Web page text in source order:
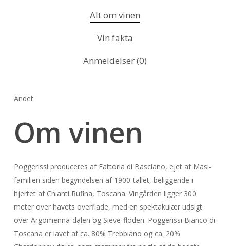
Alt om vinen
Vin fakta
Anmeldelser (0)
Andet
Om vinen
Poggerissi produceres af Fattoria di Basciano, ejet af Masi-
familien siden begyndelsen af 1900-tallet, beliggende i
hjertet af Chianti Rufina, Toscana. Vingården ligger 300
meter over havets overflade, med en spektakulær udsigt
over Argomenna-dalen og Sieve-floden. Poggerissi Bianco di
Toscana er lavet af ca. 80% Trebbiano og ca. 20%